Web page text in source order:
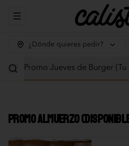
Abrir menu de navegación
¿Dónde quieres pedir?
Promo Jueves de Burger
Promo Almuerzo (Disponible